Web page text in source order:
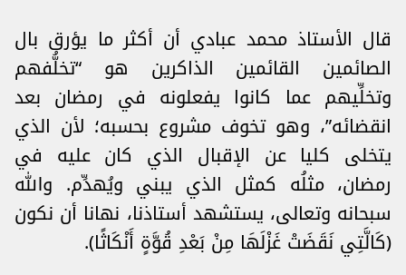
قال الأستاذ محمد عبادي أن أكثر ما يؤرق بال
الصائمين القائمين الذاكرين هو “تخلُّفهم
وتخلِّيهم عما كانوا يفعلونه في رمضان بعد
انقضائه”، وهو تخوف مشروع بحسبه؛ لأن الذي
يتخلى كليا عن الإقبال الذي كان عليه في
رمضان، مثلُه كمثل الذي يبني ويُهدِّم. والله
سبحانه وتعالى، يستشهد أستاذنا، نهانا أن نكون
﴿كَالَّتِي نَقَضَتْ غَزْلَهَا مِنْ بَعْدِ قُوَّةٍ أَنْكَاثًا﴾.